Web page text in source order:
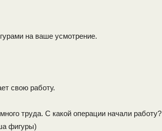
на ваше усмотрение.
свою работу.
труда. С какой операции начали работу?
фигуры)